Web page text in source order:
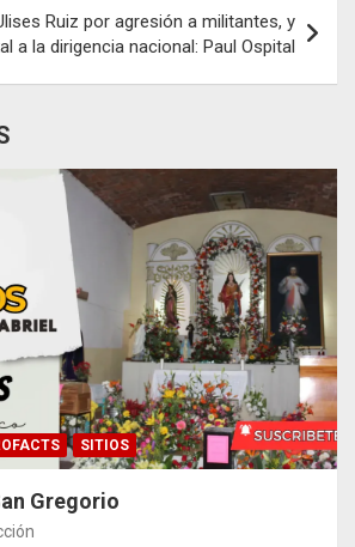
Ruiz por agresión a militantes, y
a la dirigencia nacional: Paul Ospital
SITIOS
Gregorio